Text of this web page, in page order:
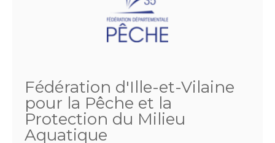
Fédération d'Ille-et-Vilaine
pour la Pêche et la
Protection du Milieu
Aquatique